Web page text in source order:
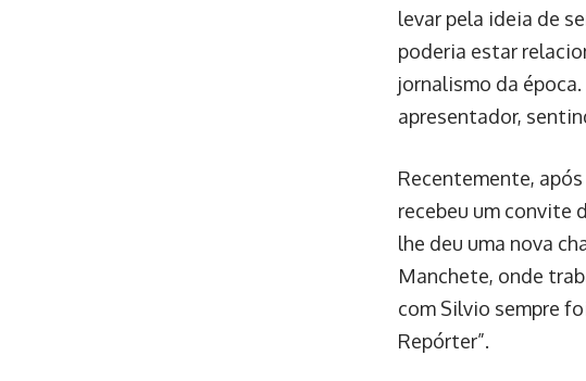
levar pela ideia de
poderia estar
jornalismo da
apresentador,
Recentemente,
recebeu um convite
lhe deu uma nova
Manchete, onde
com Silvio sempre
Repórter”.